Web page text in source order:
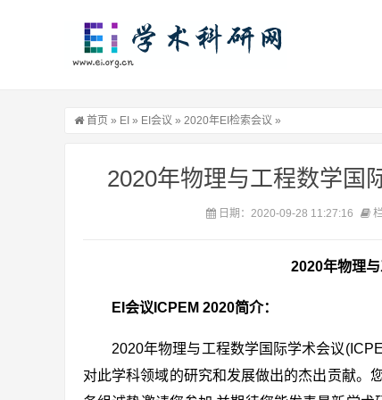
首页 » EI » EI会议 » 2020年EI检索会议 »
2020年物理与工程数学国
日期：2020-09-28 11:27:16
2020年物理
EI会议ICPEM 2020简介：
2020年物理与工程数学国际学术会议
对此学科领域的研究和发展做出的杰出贡献。